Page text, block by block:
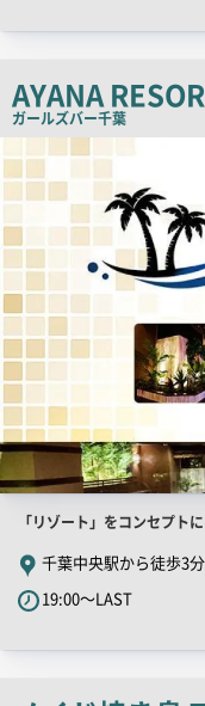
ピ
ー
AYANA
ガールズバー千葉
店
舗
PR
画
店
舗
PR
キ
「リゾート」をコンセプト
千葉中央駅から徒歩3分
19:00～LAST